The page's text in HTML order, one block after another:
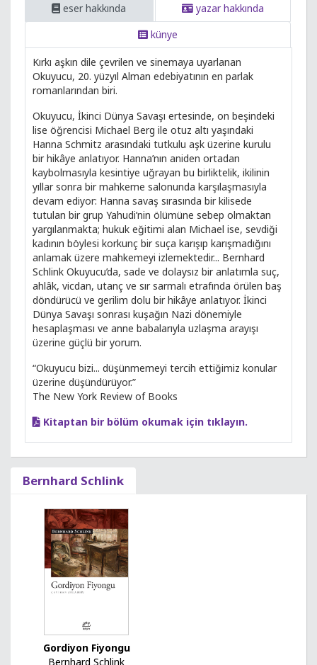
eser hakkında
yazar hakkında
künye
Kırkı aşkın dile çevrilen ve sinemaya uyarlanan
Okuyucu, 20. yüzyıl Alman edebiyatının en parlak
romanlarından biri.
Okuyucu, İkinci Dünya Savaşı ertesinde, on beşindeki
lise öğrencisi Michael Berg ile otuz altı yaşındaki
Hanna Schmitz arasındaki tutkulu aşk üzerine kurulu
bir hikâye anlatıyor. Hanna’nın aniden ortadan
kaybolmasıyla kesintiye uğrayan bu birliktelik, ikilinin
yıllar sonra bir mahkeme salonunda karşılaşmasıyla
devam ediyor: Hanna savaş sırasında bir kilisede
tutulan bir grup Yahudi’nin ölümüne sebep olmaktan
yargılanmakta; hukuk eğitimi alan Michael ise, sevdiği
kadının böylesi korkunç bir suça karışıp karışmadığını
anlamak üzere mahkemeyi izlemektedir... Bernhard
Schlink Okuyucu’da, sade ve dolaysız bir anlatımla suç,
ahlâk, vicdan, utanç ve sır sarmalı etrafında örülen baş
döndürücü ve gerilim dolu bir hikâye anlatıyor. İkinci
Dünya Savaşı sonrası kuşağın Nazi dönemiyle
hesaplaşması ve anne babalarıyla uzlaşma arayışı
üzerine güçlü bir yorum.
“Okuyucu bizi... düşünmemeyi tercih ettiğimiz konular
üzerine düşündürüyor.”
The New York Review of Books
Kitaptan bir bölüm okumak için tıklayın.
Bernhard Schlink
Gordiyon Fiyongu
Bernhard Schlink